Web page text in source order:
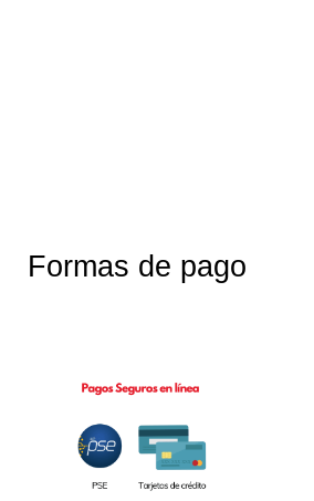
Formas de pago